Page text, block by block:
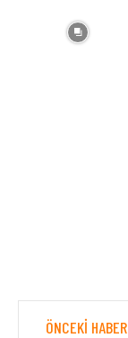
ÖNCEKI HABER